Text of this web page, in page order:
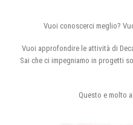
Vuoi conoscerci meglio?
Vuoi approfondire le attività di
Sai che ci impegniamo in progetti
Questo e molto